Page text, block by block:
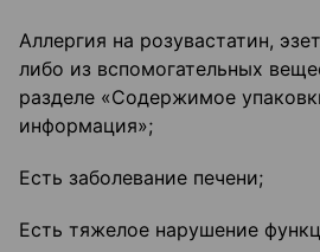
Аллергия на розувастатин,
либо из вспомогательных
разделе «Содержимое
информация»;
Есть заболевание печени;
Есть тяжелое нарушение